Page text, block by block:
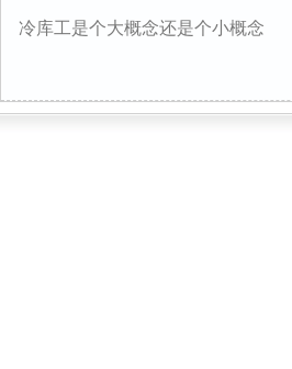
冷库工是个大概念还是个小概念